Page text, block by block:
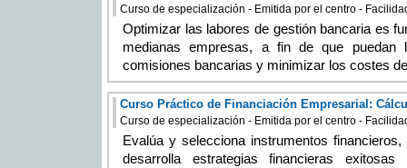
Curso de especialización - Emitida por el centro -
Optimizar las labores de gestión bancaria es
medianas empresas, a fin de que puedan
comisiones bancarias y minimizar los costes
Curso Práctico de Financiación Empresarial:
Curso de especialización - Emitida por el centro -
Evalúa y selecciona instrumentos
desarrolla estrategias financieras